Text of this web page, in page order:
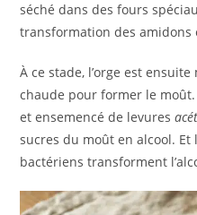
séché dans des fours
transformation des amidons
À ce stade, l’orge est
chaude pour former le
et ensemencé de levures
sucres du moût en alcool. Et
bactériens transforment